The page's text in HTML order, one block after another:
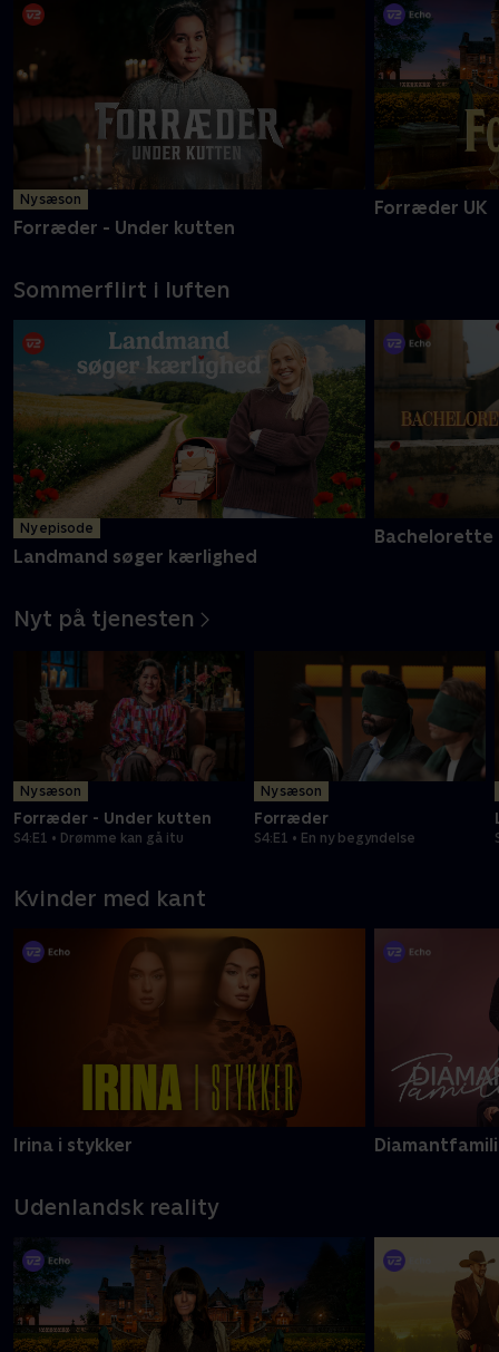
Ny sæson
Forræder - Under kutten
Forræder UK
Sommerflirt i luften
Ny episode
Landmand søger kærlighed
Bachelorette
Nyt på tjenesten
Ny sæson
Forræder - Under kutten
S4:E1 • Drømme kan gå itu
Ny sæson
Forræder
S4:E1 • En ny begyndelse
Kvinder med kant
Irina i stykker
Udenlandsk reality